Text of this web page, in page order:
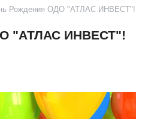
Рождения ОДО "АТЛАС ИНВЕСТ"!
"АТЛАС ИНВЕСТ"!